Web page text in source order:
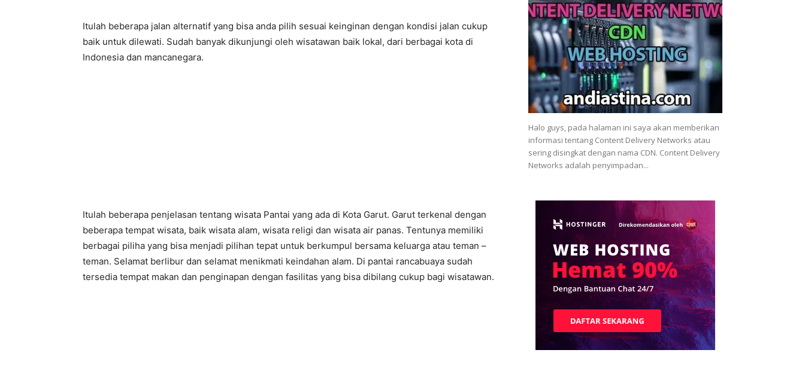
Itulah beberapa jalan alternatif yang bisa anda pilih sesuai keinginan dengan kondisi jalan cukup
baik untuk dilewati. Sudah banyak dikunjungi oleh wisatawan baik lokal, dari berbagai kota di
Indonesia dan mancanegara.
Itulah beberapa penjelasan tentang wisata Pantai yang ada di Kota Garut. Garut terkenal dengan
beberapa tempat wisata, baik wisata alam, wisata religi dan wisata air panas. Tentunya memiliki
berbagai piliha yang bisa menjadi pilihan tepat untuk berkumpul bersama keluarga atau teman –
teman. Selamat berlibur dan selamat menikmati keindahan alam. Di pantai rancabuaya sudah
tersedia tempat makan dan penginapan dengan fasilitas yang bisa dibilang cukup bagi wisatawan.
Halo guys, pada halaman ini saya akan memberikan
informasi tentang Content Delivery Networks atau
sering disingkat dengan nama CDN. Content Delivery
Networks adalah penyimpadan...